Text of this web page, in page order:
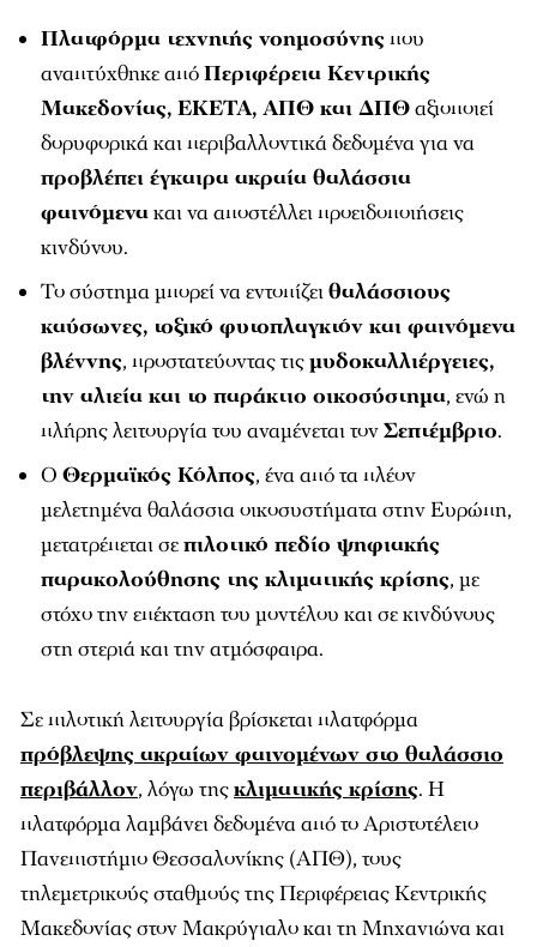
Πλατφόρμα τεχνητής νοημοσύνηςπου
αναπτύχθηκε απόΠεριφέρεια Κεντρικής
Μακεδονίας, ΕΚΕΤΑ, ΑΠΘ και ΔΠΘαξιοποιεί
δορυφορικά και περιβαλλοντικά δεδομένα για να
προβλέπει έγκαιρα ακραία θαλάσσια
φαινόμενακαι να αποστέλλει προειδοποιήσεις
κινδύνου.
Το σύστημα μπορεί να εντοπίζειθαλάσσιους
καύσωνες, τοξικό φυτοπλαγκτόν και φαινόμενα
βλέννης, προστατεύοντας τιςμυδοκαλλιέργειες,
την αλιεία και το παράκτιο οικοσύστημα, ενώ η
πλήρης λειτουργία του αναμένεται τονΣεπτέμβριο.
Ο Θερμαϊκός Κόλπος, ένα από τα πλέον
μελετημένα θαλάσσια οικοσυστήματα στην Ευρώπη,
μετατρέπεται σεπιλοτικό πεδίο ψηφιακής
παρακολούθησης της κλιματικής κρίσης, με
στόχο την επέκταση του μοντέλου και σε κινδύνους
στη στεριά και την ατμόσφαιρα.
Σε πιλοτική λειτουργία βρίσκεται πλατφόρμα
πρόβλεψης ακραίων φαινομένων στο θαλάσσιο
περιβάλλον, λόγω τηςκλιματικής κρίσης. Η
πλατφόρμα λαμβάνει δεδομένα από το Αριστοτέλειο
Πανεπιστήμιο Θεσσαλονίκης (ΑΠΘ), τους
τηλεμετρικούς σταθμούς της Περιφέρειας Κεντρικής
Μακεδονίας στον Μακρύγιαλο και τη Μηχανιώνα και